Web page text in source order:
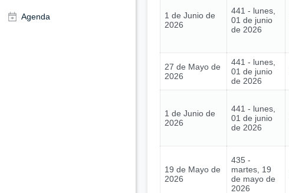
Agenda
1 de Junio de
2026
441 - lunes,
01 de junio
de 2026
27 de Mayo de
2026
441 - lunes,
01 de junio
de 2026
1 de Junio de
2026
441 - lunes,
01 de junio
de 2026
19 de Mayo de
2026
435 -
martes, 19
de mayo de
2026